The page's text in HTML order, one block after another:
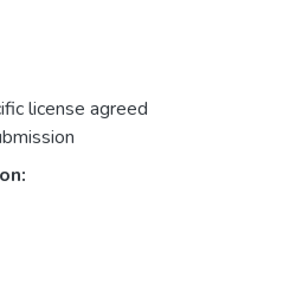
license agreed